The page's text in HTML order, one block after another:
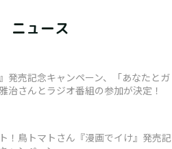
ニュース
発売記念キャンペーン、「あなたとガ
治さんとラジオ番組の参加が決定！
！鳥トマトさん『漫画でイけ』発売記